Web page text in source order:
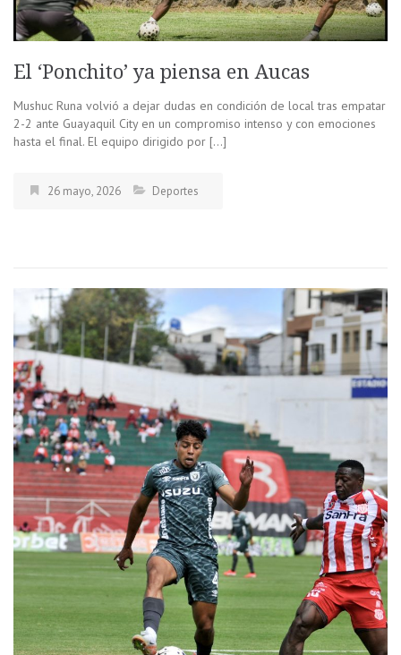
El ‘Ponchito’ ya piensa en Aucas
Mushuc Runa volvió a dejar dudas en condición de local tras empatar
2-2 ante Guayaquil City en un compromiso intenso y con emociones
hasta el final. El equipo dirigido por […]
26 mayo, 2026 Deportes